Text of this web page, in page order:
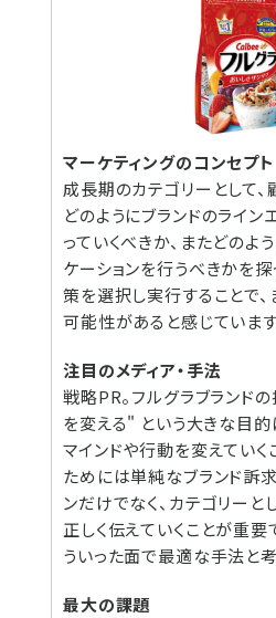
マーケティングのコンセプト
成長期のカテゴリーとして
どのようにブランドのライン
っていくべきか、またどのよ
ケーションを行うべきかを
策を選択し実行することで
可能性があると感じています
注目のメディア・手法
戦略PR。フルグラブランド
を変える" という大きな目的
マインドや行動を変えていく
ためには単純なブランド訴
ンだけでなく、カテゴリー
正しく伝えていくことが重要
ういった面で最適な手法と考
最大の課題